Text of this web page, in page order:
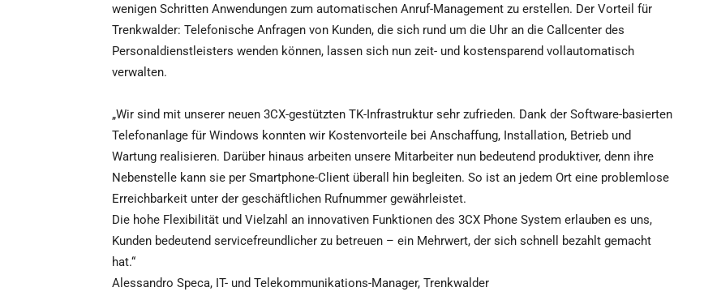
wenigen Schritten Anwendungen zum automatischen Anruf-Management zu erstellen. Der Vorteil für
Trenkwalder: Telefonische Anfragen von Kunden, die sich rund um die Uhr an die Callcenter des
Personaldienstleisters wenden können, lassen sich nun zeit- und kostensparend vollautomatisch
verwalten.
„Wir sind mit unserer neuen 3CX-gestützten TK-Infrastruktur sehr zufrieden. Dank der Software-basierten
Telefonanlage für Windows konnten wir Kostenvorteile bei Anschaffung, Installation, Betrieb und
Wartung realisieren. Darüber hinaus arbeiten unsere Mitarbeiter nun bedeutend produktiver, denn ihre
Nebenstelle kann sie per Smartphone-Client überall hin begleiten. So ist an jedem Ort eine problemlose
Erreichbarkeit unter der geschäftlichen Rufnummer gewährleistet.
Die hohe Flexibilität und Vielzahl an innovativen Funktionen des 3CX Phone System erlauben es uns,
Kunden bedeutend servicefreundlicher zu betreuen – ein Mehrwert, der sich schnell bezahlt gemacht
hat.“
Alessandro Speca, IT- und Telekommunikations-Manager, Trenkwalder